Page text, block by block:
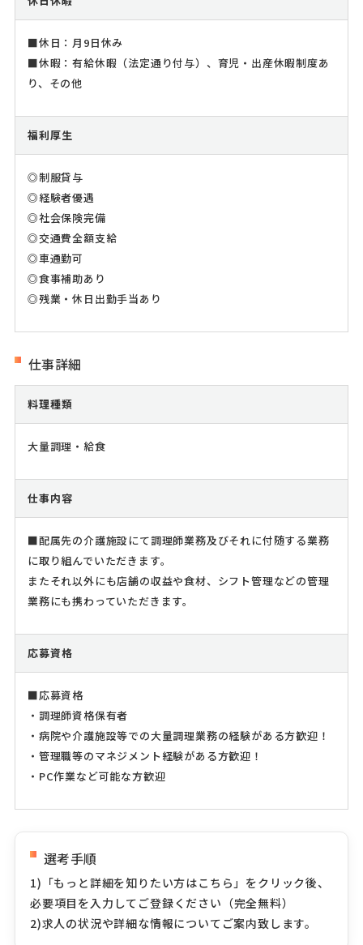
■休日：月9日休み
■休暇：有給休暇（法定通り付与）、育児・出産休暇制度あ
り、その他
福利厚生
◎制服貸与
◎経験者優遇
◎社会保険完備
◎交通費全額支給
◎車通勤可
◎食事補助あり
◎残業・休日出勤手当あり
仕事詳細
料理種類
大量調理・給食
仕事内容
■配属先の介護施設にて調理師業務及びそれに付随する業務
に取り組んでいただきます。
またそれ以外にも店舗の収益や食材、シフト管理などの管理
業務にも携わっていただきます。
応募資格
■応募資格
・調理師資格保有者
・病院や介護施設等での大量調理業務の経験がある方歓迎！
・管理職等のマネジメント経験がある方歓迎！
・PC作業など可能な方歓迎
選考手順
1)「もっと詳細を知りたい方はこちら」をクリック後、
必要項目を入力してご登録ください（完全無料）
2)求人の状況や詳細な情報についてご案内致します。